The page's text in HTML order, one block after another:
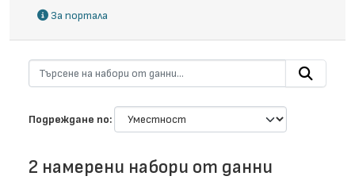
За портала
Подреждане по
2 намерени набори от данни